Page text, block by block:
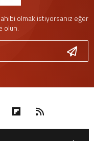
olmak istiyorsanız eğer
olun.